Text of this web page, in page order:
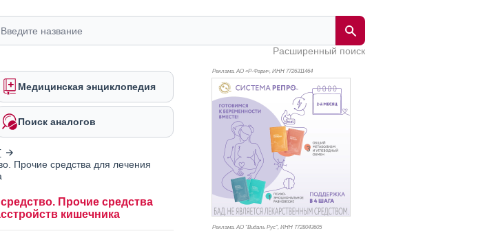
Расширенный поиск
Медицинская энциклопедия
Поиск аналогов
Прочие средства для лечения
Прочие средства
кишечника
Реклама. АО «Р-Фарм», ИНН 7726311464
Реклама. АО "Видаль Рус", ИНН 7728043605